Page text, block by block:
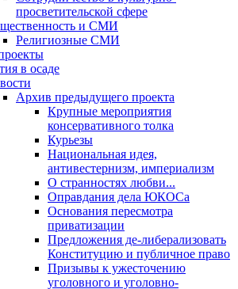
просветительской сфере
и СМИ
Религиозные СМИ
в осаде
Архив предыдущего проекта
Крупные мероприятия
консервативного толка
Курьезы
Национальная идея,
антивестернизм, империализм
О странностях любви...
Оправдания дела ЮКОСа
Основания пересмотра
приватизации
Предложения де-либерализовать
Конституцию и публичное право
Призывы к ужесточению
уголовного и уголовно-